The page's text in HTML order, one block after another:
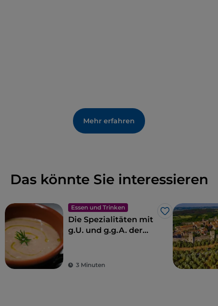
Mehr erfahren
Das könnte Sie interessieren
Essen und Trinken
Like
Die Spezialitäten mit
g.U. und g.g.A. der
3 Minuten